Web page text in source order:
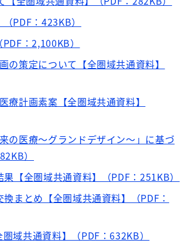
PDF：423KB）
：2,100KB）
策定について【全圏域共通資料】
計画素案【全圏域共通資料】
の医療～グランドデザイン～」に基づ
）
【全圏域共通資料】（PDF：251KB）
まとめ【全圏域共通資料】（PDF：
域共通資料】（PDF：632KB）